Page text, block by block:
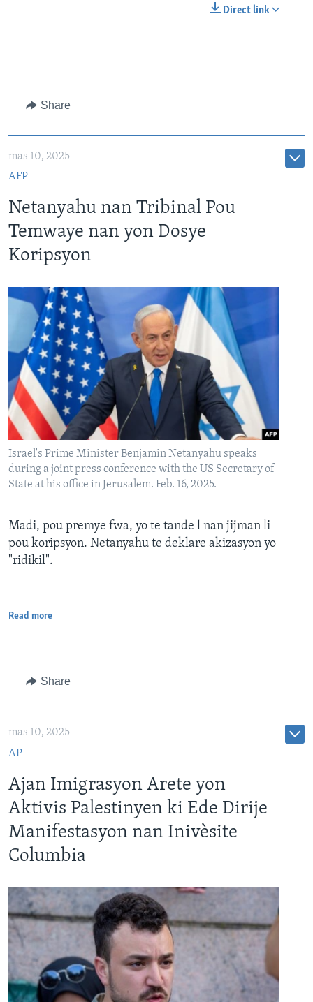
Direct link
Share
mas 10, 2025
AFP
Netanyahu nan Tribinal Pou
Temwaye nan yon Dosye
Koripsyon
Israel's Prime Minister Benjamin Netanyahu speaks
during a joint press conference with the US Secretary of
State at his office in Jerusalem. Feb. 16, 2025.
Madi, pou premye fwa, yo te tande l nan jijman li
pou koripsyon. Netanyahu te deklare akizasyon yo
"ridikil".
Read more
Share
mas 10, 2025
AP
Ajan Imigrasyon Arete yon
Aktivis Palestinyen ki Ede Dirije
Manifestasyon nan Inivèsite
Columbia